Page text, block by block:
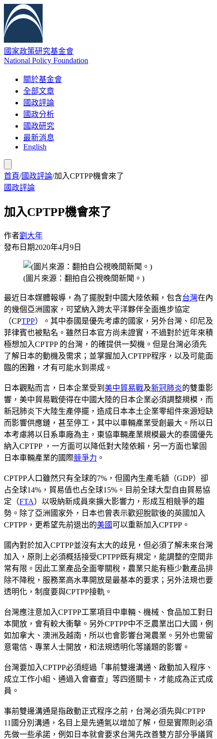
國家政策研究基金會
National Policy Foundation
關於基金會
全部文章
國政評論
國政分析
國政研究
最新消息
English
首頁/國政評論/加入CPTPP機會來了
國政評論
加入CPTPP機會來了
作者劉大年
發布日期2020年4月9日
(圖片來源：翻拍自公視晚間新聞。)
最近日本媒體報導，為了擺脫對中國大陸依賴，包含台灣在內
的幾個亞洲國家，可望納入跨太平洋夥伴全面進步協定
（CPTPP）。其中泰國是優先考慮的國家，另外台灣、印尼及
菲律賓也被點名。雖然日本官方尚未證實，不過對於近年來積
極想加入CPTPP 的台灣，的確提供一契機。但是台灣必須先
了解日本的動機及需求；並掌握加入CPTPP程序，以及可能面
臨的困難，才有可能水到渠成。
日本觀點而言，日本企業受到 美中貿易戰及新冠肺炎的雙重影
響，美中貿易戰使得在中國大陸的日本企業必須調整規模，而
新冠肺炎下大陸生產停擺，造成日本本土企業零組件來源短缺
而影響供應鏈，甚至停工，其中以車輛產業受創最大。所以日
本考慮將以日系車廠為主，東協車輛產業規模最大的泰國優先
納入CPTPP ，一方面可以降低對大陸依賴，另一方面也鞏固
日本車輛產業的國際競爭力 。
CPTPP人口雖然只有全球的7%，但國內生產毛額（GDP）卻
占全球14%，貿易值也占全球15%。目前全球大型自由貿易協
定（FTA）以吸納新成員來擴大影響力，形成互相競爭的趨
勢。除了亞洲國家外，日本也曾表示歡迎脫歐後的英國加入
CPTPP，更希望先前退出的美國可以重新加入CPTPP。
國內對於加入CPTPP並沒有太大的歧見，但必須了解未來台灣
加入，原則上必須概括接受CPTPP既有規定，能調整的空間非
常有限。因此工業產品全面零關稅，農業只能有極少數產品排
除不降稅，服務業高水準開放是最基本的要求；另外法規也要
透明化，制度要與CPTPP接軌。
台灣應注意加入CPTPP工業項目中車輛、機械、食品加工對日
本開放，會有較大衝擊。另外CPTPP中不乏農業出口大國，例
如加拿大、澳洲及越南，所以也會影響台灣農業。另外也需留
意電信、專業人士開放，和法規透明化等議題的影響。
台灣要加入CPTPP必須經過「事前雙邊溝通、啟動加入程序、
成立工作小組、通過入會審查」等四道關卡，才能成為正式成
員。
事前雙邊溝通是指啟動正式程序之前，台灣必須先與CPTPP
11國分別溝通，名目上是先通氣以增加了解，但是實際則必須
先做一些承諾，例如日本就會要求台灣先改善雙方部分爭議貿